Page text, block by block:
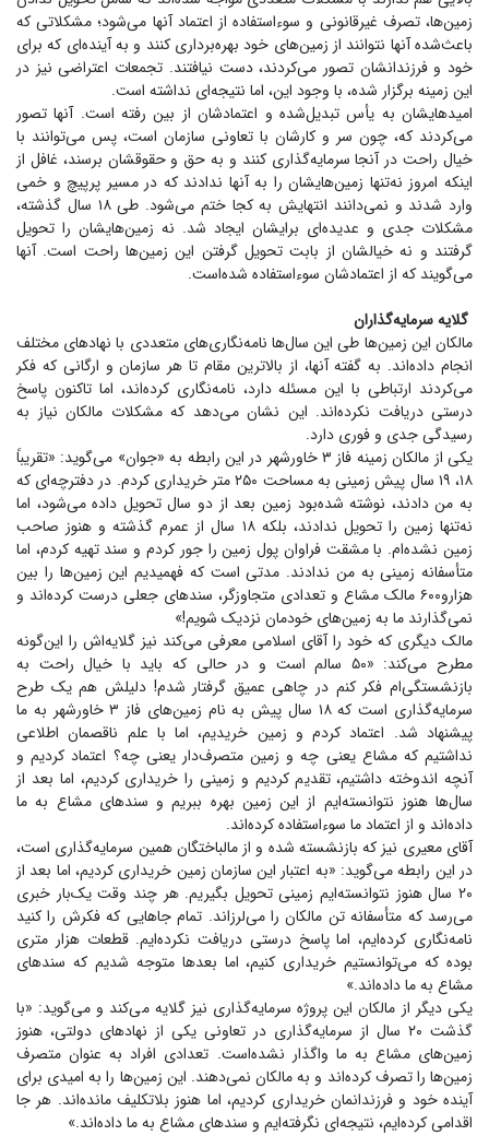
زمین‌ها، تصرف غیرقانونی و سوءاستفاده از اعتماد آنها می‌شود؛ مشکلاتی که
باعث‌شده آنها نتوانند از زمین‌های خود بهره‌برداری کنند و به آینده‌ای که برای
خود و فرزندانشان تصور می‌کردند، دست نیافتند. تجمعات اعتراضی نیز در
این زمینه برگزار شده، با وجود این، اما نتیجه‌ای نداشته است.
امیدهایشان به یأس تبدیل‌شده و اعتمادشان از بین رفته است. آنها تصور
می‌کردند که، چون سر و کارشان با تعاونی سازمان است، پس می‌توانند با
خیال راحت در آنجا سرمایه‌گذاری کنند و به حق و حقوقشان برسند، غافل از
اینکه امروز نه‌تنها زمین‌هایشان را به آنها ندادند که در مسیر پرپیچ و خمی
وارد شدند و نمی‌دانند انتهایش به کجا ختم می‌شود. طی ۱۸ سال گذشته،
مشکلات جدی و عدیده‌ای برایشان ایجاد شد. نه زمین‌هایشان را تحویل
گرفتند و نه خیالشان از بابت تحویل گرفتن این زمین‌ها راحت است. آنها
می‌گویند که از اعتمادشان سوءاستفاده شده‌است.
گلایه سرمایه‌گذاران
مالکان این زمین‌ها طی این سال‌ها نامه‌نگاری‌های متعددی با نهاد‌های مختلف
انجام داده‌اند. به گفته آنها، از بالاترین مقام تا هر سازمان و ارگانی که فکر
می‌کردند ارتباطی با این مسئله دارد، نامه‌نگاری کرده‌اند، اما تاکنون پاسخ
درستی دریافت نکرده‌اند. این نشان می‌دهد که مشکلات مالکان نیاز به
رسیدگی جدی و فوری دارد.
یکی از مالکان زمینه فاز ۳ خاورشهر در این رابطه به «جوان» می‌گوید: «تقریباً
۱۸، ۱۹ سال پیش زمینی به مساحت ۲۵۰ متر خریداری کردم. در دفترچه‌ای که
به من دادند، نوشته شده‌بود زمین بعد از دو سال تحویل داده می‌شود، اما
نه‌تنها زمین را تحویل ندادند، بلکه ۱۸ سال از عمرم گذشته و هنوز صاحب
زمین نشده‌ام. با مشقت فراوان پول زمین را جور کردم و سند تهیه کردم، اما
متأسفانه زمینی به من ندادند. مدتی است که فهمیدیم این زمین‌ها را بین
هزارو۶۰۰ مالک مشاع و تعدادی متجاوزگر، سند‌های جعلی درست کرده‌اند و
نمی‌گذارند ما به زمین‌های خودمان نزدیک شویم!»
مالک دیگری که خود را آقای اسلامی معرفی می‌کند نیز گلایه‌اش را این‌گونه
مطرح می‌کند: «۵۰ سالم است و در حالی که باید با خیال راحت به
بازنشستگی‌ام فکر کنم در چاهی عمیق گرفتار شدم! دلیلش هم یک طرح
سرمایه‌گذاری است که ۱۸ سال پیش به نام زمین‌های فاز ۳ خاورشهر به ما
پیشنهاد شد. اعتماد کردم و زمین خریدیم، اما با علم ناقصمان اطلاعی
نداشتیم که مشاع یعنی چه و زمین متصرف‌دار یعنی چه؟ اعتماد کردیم و
آنچه اندوخته داشتیم، تقدیم کردیم و زمینی را خریداری کردیم، اما بعد از
سال‌ها هنوز نتوانسته‌ایم از این زمین بهره ببریم و سند‌های مشاع به ما
داده‌اند و از اعتماد ما سوءاستفاده کرده‌اند.
آقای معیری نیز که بازنشسته شده و از مالباختگان همین سرمایه‌گذاری است،
در این رابطه می‌گوید: «به اعتبار این سازمان زمین خریداری کردیم، اما بعد از
۲۰ سال هنوز نتوانسته‌ایم زمینی تحویل بگیریم. هر چند وقت یک‌بار خبری
می‌رسد که متأسفانه تن مالکان را می‌لرزاند. تمام جا‌هایی که فکرش را کنید
نامه‌نگاری کرده‌ایم، اما پاسخ درستی دریافت نکرده‌ایم. قطعات هزار متری
بوده که می‌توانستیم خریداری کنیم، اما بعد‌ها متوجه شدیم که سند‌های
مشاع به ما داده‌اند.»
یکی دیگر از مالکان این پروژه سرمایه‌گذاری نیز گلایه می‌کند و می‌گوید: «با
گذشت ۲۰ سال از سرمایه‌گذاری در تعاونی یکی از نهاد‌های دولتی، هنوز
زمین‌های مشاع به ما واگذار نشده‌است. تعدادی افراد به عنوان متصرف
زمین‌ها را تصرف کرده‌اند و به مالکان نمی‌دهند. این زمین‌ها را به امیدی برای
آینده خود و فرزندانمان خریداری کردیم، اما هنوز بلاتکلیف مانده‌اند. هر جا
اقدامی کرده‌ایم، نتیجه‌ای نگرفته‌ایم و سند‌های مشاع به ما داده‌اند.»